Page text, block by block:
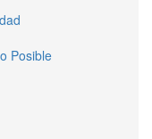
Posible